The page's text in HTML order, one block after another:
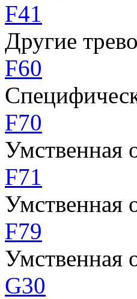
F41
Другие
F60
F70
Умственная
F71
Умственная
F79
Умственная
G30